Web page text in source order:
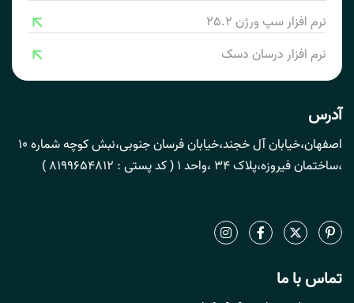
نرم افزار سپ ورژن 25.2
نرم افزار درسان دسک
آدرس
اصفهان،خیابان آل خجند،خیابان فرسان جنوبی،نبش کوچه شماره 10
،ساختمان فیروزه،پلاک 34 ،واحد 1 ( کد پستی : 8199654812 )
تماس با ما